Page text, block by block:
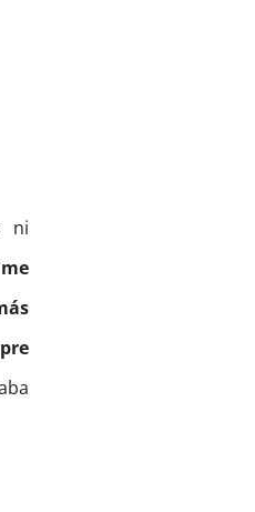
ni